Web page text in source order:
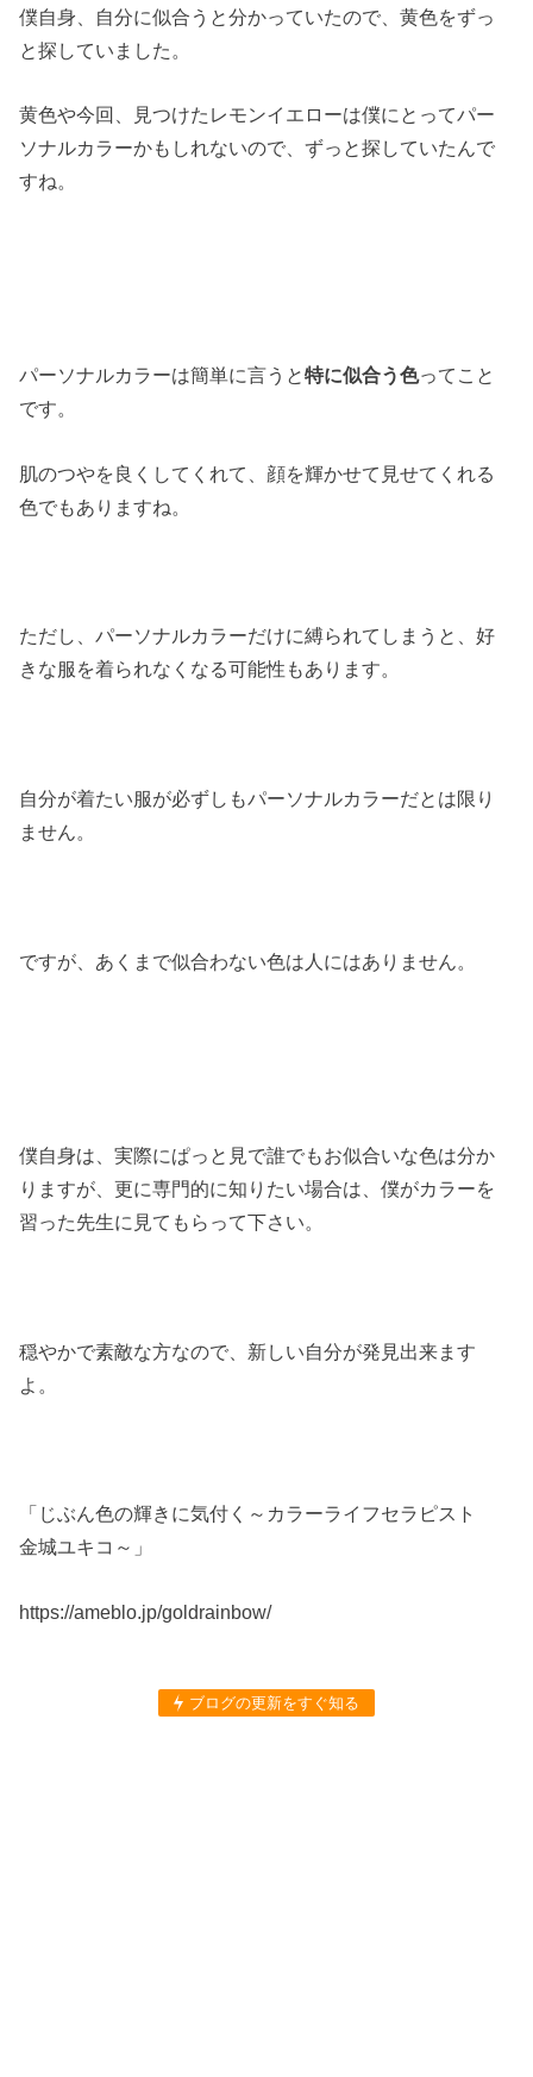
僕自身、自分に似合うと分かっていたので、黄色をずっ
と探していました。
黄色や今回、見つけたレモンイエローは僕にとってパー
ソナルカラーかもしれないので、ずっと探していたんで
すね。
パーソナルカラーは簡単に言うと特に似合う色ってこと
です。
肌のつやを良くしてくれて、顔を輝かせて見せてくれる
色でもありますね。
ただし、パーソナルカラーだけに縛られてしまうと、好
きな服を着られなくなる可能性もあります。
自分が着たい服が必ずしもパーソナルカラーだとは限り
ません。
ですが、あくまで似合わない色は人にはありません。
僕自身は、実際にぱっと見で誰でもお似合いな色は分か
りますが、更に専門的に知りたい場合は、僕がカラーを
習った先生に見てもらって下さい。
穏やかで素敵な方なので、新しい自分が発見出来ます
よ。
「じぶん色の輝きに気付く～カラーライフセラピスト
金城ユキコ～」
https://ameblo.jp/goldrainbow/
ブログの更新をすぐ知る